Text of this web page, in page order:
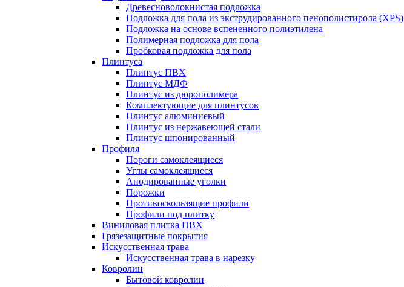
Древесноволокнистая подложка
Подложка для пола из экструдированного пенополистирола (XPS)
Подложка на основе вспененного полиэтилена
Полимерная подложка для пола
Пробковая подложка для пола
Плинтуса
Плинтус ПВХ
Плинтус МДФ
Плинтус из дюрополимера
Комплектующие для плинтусов
Плинтус алюминиевый
Плинтус из нержавеющей стали
Плинтус шпонированный
Профиля
Пороги самоклеящиеся
Углы самоклеящиеся
Анодированные уголки
Порожки
Противоскользящие профили
Профили под плитку
Виниловая плитка ПВХ
Грязезащитные покрытия
Искусственная трава
Искусственная трава в нарезку
Ковролин
Бытовой ковролин